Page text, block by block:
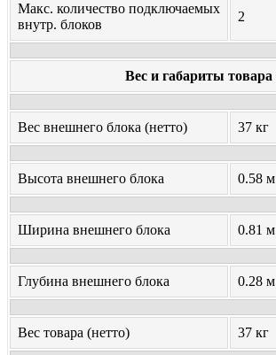
Макс. количество подключаемых
внутр. блоков
2
Вес и габариты товара
Вес внешнего блока (нетто) 37 кг
Высота внешнего блока 0.58 м
Ширина внешнего блока 0.81 м
Глубина внешнего блока 0.28 м
Вес товара (нетто) 37 кг